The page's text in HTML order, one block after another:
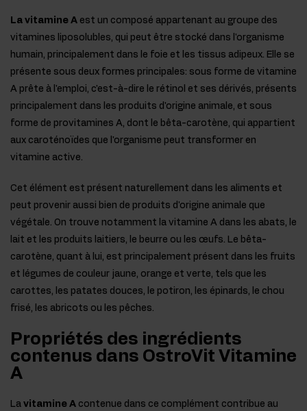
La vitamine A est un composé appartenant au groupe des
vitamines liposolubles, qui peut être stocké dans l'organisme
humain, principalement dans le foie et les tissus adipeux. Elle se
présente sous deux formes principales: sous forme de vitamine
A prête à l'emploi, c'est-à-dire le rétinol et ses dérivés, présents
principalement dans les produits d'origine animale, et sous
forme de provitamines A, dont le bêta-carotène, qui appartient
aux caroténoïdes que l'organisme peut transformer en
vitamine active.
Cet élément est présent naturellement dans les aliments et
peut provenir aussi bien de produits d'origine animale que
végétale. On trouve notamment la vitamine A dans les abats, le
lait et les produits laitiers, le beurre ou les œufs. Le bêta-
carotène, quant à lui, est principalement présent dans les fruits
et légumes de couleur jaune, orange et verte, tels que les
carottes, les patates douces, le potiron, les épinards, le chou
frisé, les abricots ou les pêches.
Propriétés des ingrédients
contenus dans OstroVit Vitamine
A
La vitamine A contenue dans ce complément contribue au